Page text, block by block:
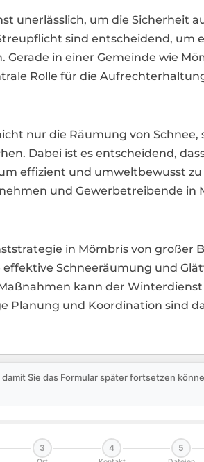
unerlässlich, um die Sicherheit
sind entscheidend, um
in einer Gemeinde wie
Rolle für die
nur die Räumung von Schnee,
Dabei ist es entscheidend,
effizient und umweltbewusst
und Gewerbetreibende
in Mömbris von großer
Schneeräumung und
kann der
Planung und Koordination sind
Sie das Formular später fortsetzen
3 4 5